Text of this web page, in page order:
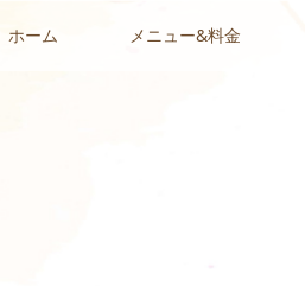
ホーム メニュー&料金